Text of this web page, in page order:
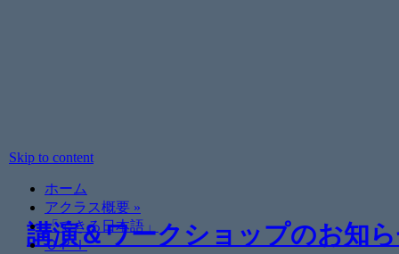
Skip to content
ホーム
アクラス概要 »
「できる日本語」
ＯＰＩ
講演＆ワークショップのお知